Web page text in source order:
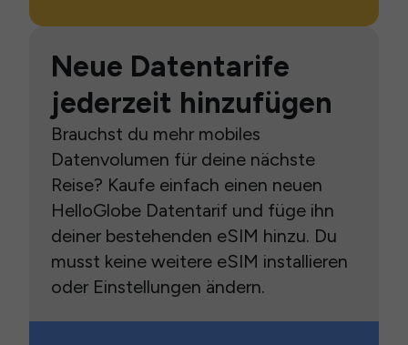
Neue Datentarife
jederzeit hinzufügen
Brauchst du mehr mobiles
Datenvolumen für deine nächste
Reise? Kaufe einfach einen neuen
HelloGlobe Datentarif und füge ihn
deiner bestehenden eSIM hinzu. Du
musst keine weitere eSIM installieren
oder Einstellungen ändern.